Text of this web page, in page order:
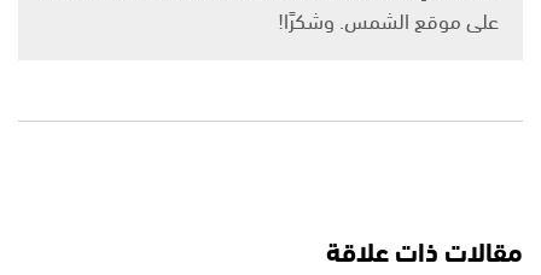
على موقع الشمس. وشكرًا!
مقالات ذات علاقة